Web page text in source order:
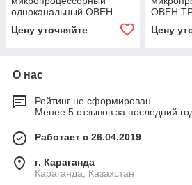
одноканальный ОВЕН
Цену уточняйте
ОВЕН
Цену
О нас
Рейтинг не сформирован
Менее 5 отзывов за последний
Работает с 26.04.2019
г. Караганда
Караганда, Казахстан